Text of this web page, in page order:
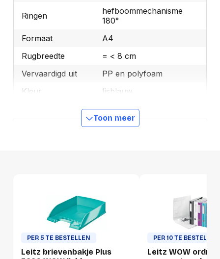
Ringen
hefboommechanisme
180°
Formaat
A4
Rugbreedte
= < 8 cm
Vervaardigd uit
PP en polyfoam
Kleur
Ijsblauw
Leitz
11060051
Productformaat
Lengte
Breedte
120 mm
Toon meer
PER 5 TE BESTELLEN
Leitz brievenbakje Plus
PER 10 TE BESTELLEN
Leitz WOW